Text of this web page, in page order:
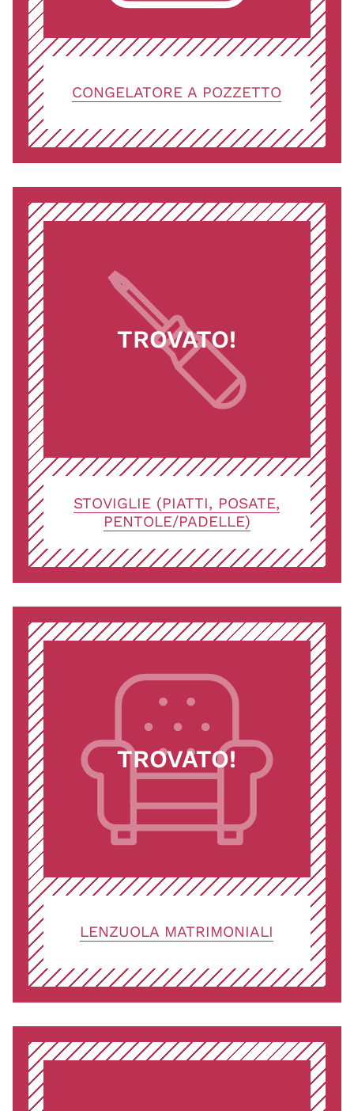
CONGELATORE A POZZETTO
TROVATO!
STOVIGLIE (PIATTI, POSATE,
PENTOLE/PADELLE)
TROVATO!
LENZUOLA MATRIMONIALI